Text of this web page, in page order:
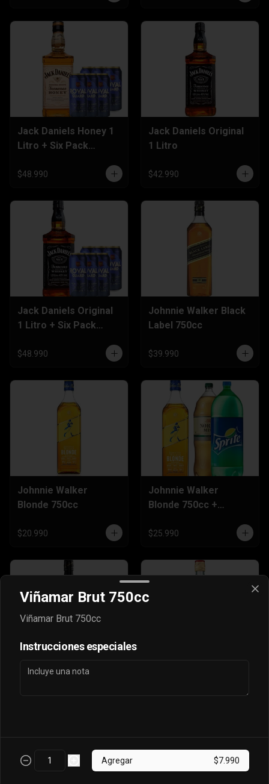
Jack Daniels Honey 1
Litro + Six Pack
$48.990
Jack Daniels Original
1 Litro
$42.990
Jack Daniels Original
1 Litro + Six Pack
$48.990
Johnnie Walker Black
Label 750cc
$39.990
Johnnie Walker
Blonde 750cc
$20.990
Johnnie Walker
Blonde 750cc +
$25.990
Johnnie Walker
Viñamar Brut 750cc
Viñamar Brut 750cc
Instrucciones especiales
Agregar $7.990